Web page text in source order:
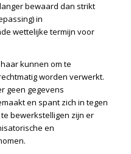
bewaard dan strikt
in
wettelijke termijn voor
kunnen om te
worden verwerkt.
geen gegevens
en spant zich in tegen
bewerkstelligen zijn er
en